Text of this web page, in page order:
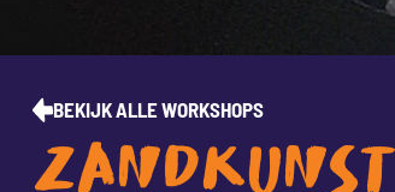
BEKIJK ALLE WORKSHOPS